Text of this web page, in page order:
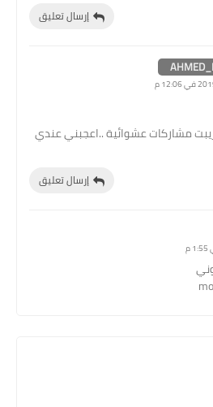
إرسال تعليق
مشاركات عشوائية ..اعجبني عندي
إرسال تعليق